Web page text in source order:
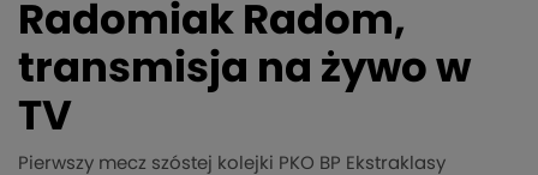
Radomiak Radom,
transmisja na żywo w
TV
Pierwszy mecz szóstej kolejki PKO BP Ekstraklasy